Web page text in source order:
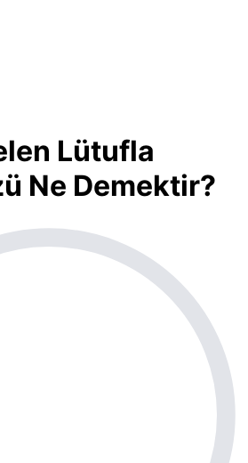
Lütufla
Ne Demektir?